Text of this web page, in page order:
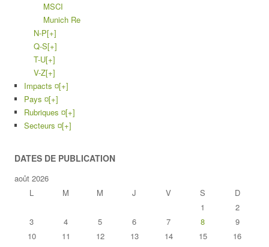
MSCI
Munich Re
N-P[+]
Q-S[+]
T-U[+]
V-Z[+]
Impacts ¤[+]
Pays ¤[+]
Rubriques ¤[+]
Secteurs ¤[+]
DATES DE PUBLICATION
août 2026
L
M M J V S
D
1
2
3
4 5 6 7 8
9
10
11 12 13 14 15
16